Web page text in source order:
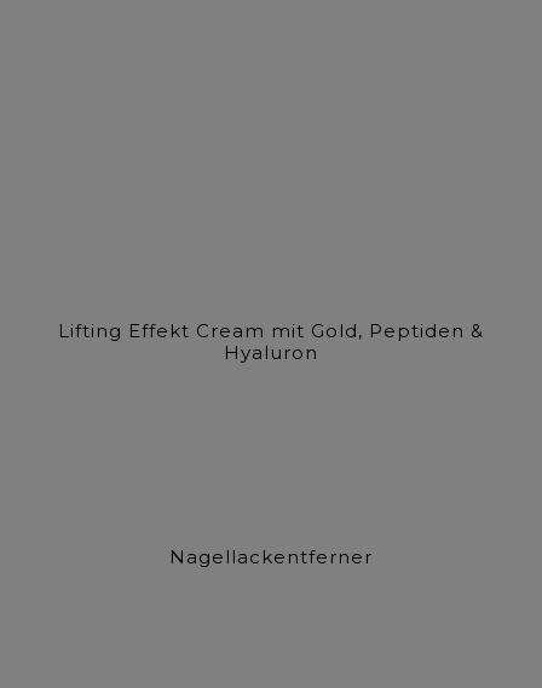
Lifting Effekt Cream mit Gold, Peptiden &
Hyaluron
Nagellackentferner